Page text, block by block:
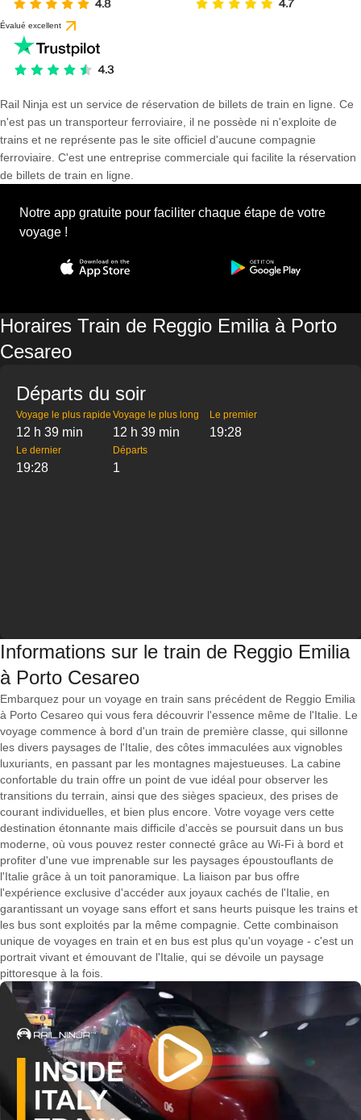
Évalué excellent
Rail Ninja est un service de réservation de billets de train en ligne. Ce
n'est pas un transporteur ferroviaire, il ne possède ni n'exploite de
trains et ne représente pas le site officiel d'aucune compagnie
ferroviaire. C'est une entreprise commerciale qui facilite la réservation
de billets de train en ligne.
Notre app gratuite pour faciliter chaque étape de votre
voyage !
Horaires Train de Reggio Emilia à Porto
Cesareo
Départs du soir
Voyage le plus rapide
12 h 39 min
Voyage le plus long
12 h 39 min
Le premier
19:28
Le dernier
19:28
Départs
1
Informations sur le train de Reggio Emilia
à Porto Cesareo
Embarquez pour un voyage en train sans précédent de Reggio Emilia
à Porto Cesareo qui vous fera découvrir l'essence même de l'Italie. Le
voyage commence à bord d'un train de première classe, qui sillonne
les divers paysages de l'Italie, des côtes immaculées aux vignobles
luxuriants, en passant par les montagnes majestueuses. La cabine
confortable du train offre un point de vue idéal pour observer les
transitions du terrain, ainsi que des sièges spacieux, des prises de
courant individuelles, et bien plus encore. Votre voyage vers cette
destination étonnante mais difficile d'accès se poursuit dans un bus
moderne, où vous pouvez rester connecté grâce au Wi-Fi à bord et
profiter d'une vue imprenable sur les paysages époustouflants de
l'Italie grâce à un toit panoramique. La liaison par bus offre
l'expérience exclusive d'accéder aux joyaux cachés de l'Italie, en
garantissant un voyage sans effort et sans heurts puisque les trains et
les bus sont exploités par la même compagnie. Cette combinaison
unique de voyages en train et en bus est plus qu'un voyage - c'est un
portrait vivant et émouvant de l'Italie, qui se dévoile un paysage
pittoresque à la fois.